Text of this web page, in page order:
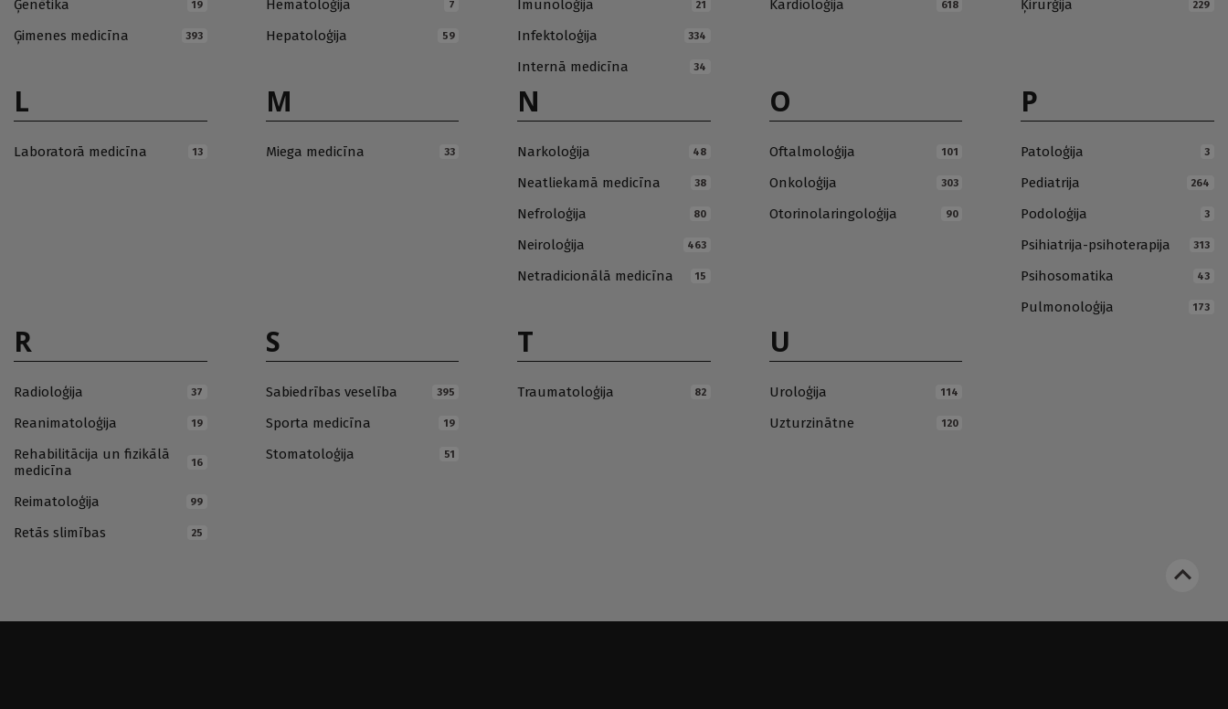
Ģenētika 19
Ģimenes medicīna 393
Hematoloģija 7
Hepatoloģija 59
Imunoloģija 21
Infektoloģija 334
Internā medicīna 34
Kardioloģija 618 Ķirurģija 229
L
Laboratorā medicīna 13
M
Miega medicīna 33
N
Narkoloģija 48
Neatliekamā medicīna 38
Nefroloģija 80
Neiroloģija 463
Netradicionālā medicīna 15
O
Oftalmoloģija 101
Onkoloģija 303
Otorinolaringoloģija 90
P
Patoloģija 3
Pediatrija 264
Podoloģija 3
Psihiatrija-psihoterapija 313
Psihosomatika 43
Pulmonoloģija 173
R
Radioloģija 37
Reanimatoloģija 19
Rehabilitācija un fizikālā
medicīna
16
Reimatoloģija 99
Retās slimības 25
S
Sabiedrības veselība 395
Sporta medicīna 19
Stomatoloģija 51
T
Traumatoloģija 82
U
Uroloģija 114
Uzturzinātne 120